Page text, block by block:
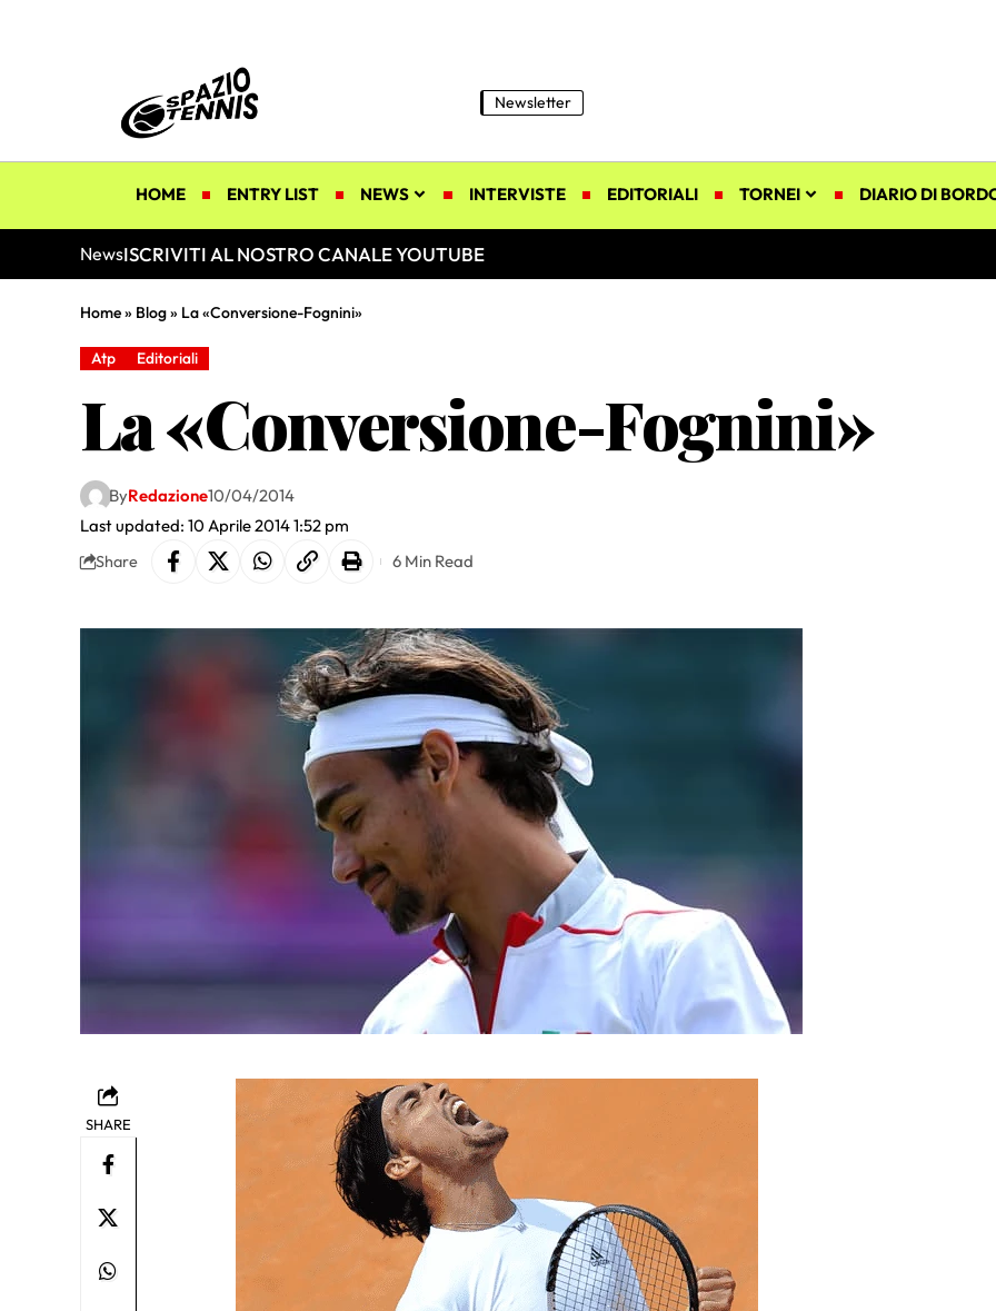
Newsletter
HOME ENTRY LIST NEWS INTERVISTE EDITORIALI TORNEI DIARIO DI
NewsISCRIVITI AL NOSTRO CANALE YOUTUBE
Home» Blog» La «Conversione-Fognini»
Atp Editoriali
La «Conversione-Fognini»
Last updated: 10 Aprile 2014 1:52 pm
ByRedazione10/04/2014
Share 6 Min Read
SHARE